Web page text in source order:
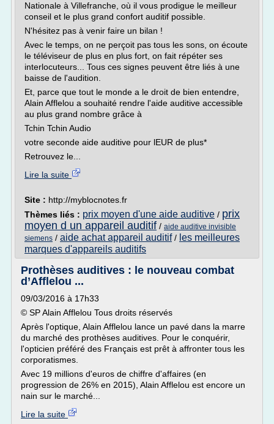
Nationale à Villefranche, où il vous prodigue le meilleur
conseil et le plus grand confort auditif possible.
N'hésitez pas à venir faire un bilan !
Avec le temps, on ne perçoit pas tous les sons, on écoute
le téléviseur de plus en plus fort, on fait répéter ses
interlocuteurs... Tous ces signes peuvent être liés à une
baisse de l'audition.
Et, parce que tout le monde a le droit de bien entendre,
Alain Afflelou a souhaité rendre l'aide auditive accessible
au plus grand nombre grâce à
Tchin Tchin Audio
votre seconde aide auditive pour lEUR de plus*
Retrouvez le...
Lire la suite
Site : http://myblocnotes.fr
Thèmes liés : prix moyen d'une aide auditive / prix
moyen d un appareil auditif / aide auditive invisible
siemens / aide achat appareil auditif/ les meilleures
marques d'appareils auditifs
Prothèses auditives : le nouveau combat
d’Afflelou ...
09/03/2016 à 17h33
© SP Alain Afflelou Tous droits réservés
Après l'optique, Alain Afflelou lance un pavé dans la marre
du marché des prothèses auditives. Pour le conquérir,
l'opticien préféré des Français est prêt à affronter tous les
corporatismes.
Avec 19 millions d'euros de chiffre d'affaires (en
progression de 26% en 2015), Alain Afflelou est encore un
nain sur le marché...
Lire la suite